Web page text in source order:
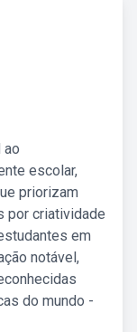
ao
escolar,
priorizam
por criatividade
em
notável,
do mundo -